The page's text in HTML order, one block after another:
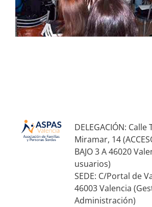
DELEGACIÓN:
Miramar, 14
BAJO 3 A 46020
usuarios)
SEDE: C/Portal de
46003 Valencia
Administración)